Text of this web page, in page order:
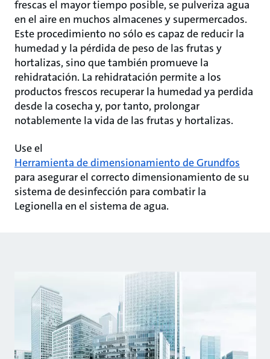
frescas el mayor tiempo posible, se pulveriza agua
en el aire en muchos almacenes y supermercados.
Este procedimiento no sólo es capaz de reducir la
humedad y la pérdida de peso de las frutas y
hortalizas, sino que también promueve la
rehidratación. La rehidratación permite a los
productos frescos recuperar la humedad ya perdida
desde la cosecha y, por tanto, prolongar
notablemente la vida de las frutas y hortalizas.
Use el
Herramienta de dimensionamiento de Grundfos
para asegurar el correcto dimensionamiento de su
sistema de desinfección para combatir la
Legionella en el sistema de agua.